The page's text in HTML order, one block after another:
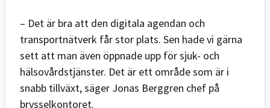
– Det är bra att den digitala agendan och
transportnätverk får stor plats. Sen hade vi gärna
sett att man även öppnade upp för sjuk- och
hälsovårdstjänster. Det är ett område som är i
snabb tillväxt, säger Jonas Berggren chef på
brysselkontoret.